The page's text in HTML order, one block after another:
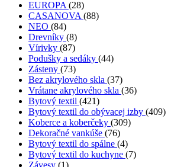
EUROPA (28)
CASANOVA (88)
NEO (84)
Drevníky (8)
Vírivky (87)
Podušky a sedáky (44)
Zásteny (73)
Bez akrylového skla (37)
Vrátane akrylového skla (36)
Bytový textil (421)
Bytový textil do obývacej izby (409)
Koberce a koberčeky (309)
Dekoračné vankúše (76)
Bytový textil do spálne (4)
Bytový textil do kuchyne (7)
Závesy (1)